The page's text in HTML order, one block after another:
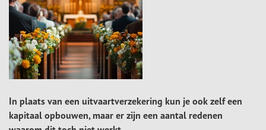
In plaats van een uitvaartverzekering kun je ook zelf een
kapitaal opbouwen, maar er zijn een aantal redenen